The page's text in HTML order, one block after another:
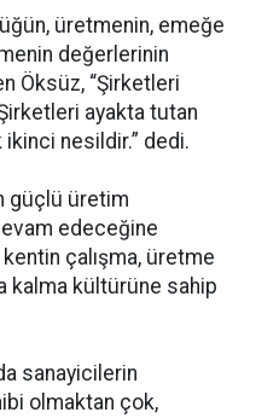
üretmenin, emeğe
değerlerinin
Öksüz, “Şirketleri
ayakta tutan
nesildir.” dedi.
güçlü üretim
edeceğine
kentin çalışma, üretme
kalma kültürüne sahip
sanayicilerin
olmaktan çok,